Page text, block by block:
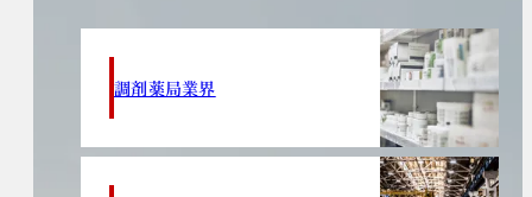
調剤薬局業界